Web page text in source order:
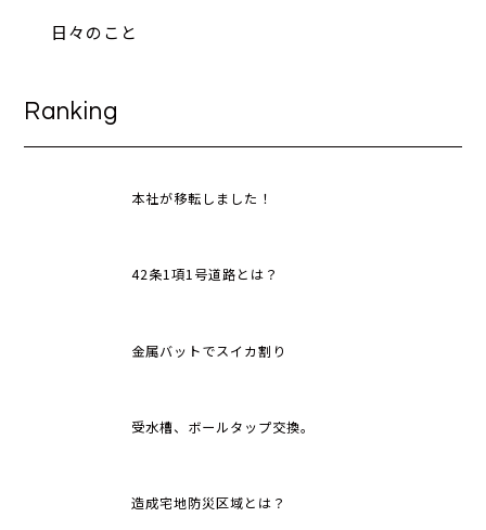
日々のこと
Ranking
本社が移転しました！
42条1項1号道路とは？
金属バットでスイカ割り
受水槽、ボールタップ交換。
造成宅地防災区域とは？